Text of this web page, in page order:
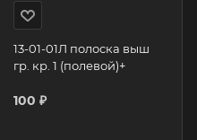
13-01-01Л полоска выш
гр. кр. 1 (полевой)+
100 ₽